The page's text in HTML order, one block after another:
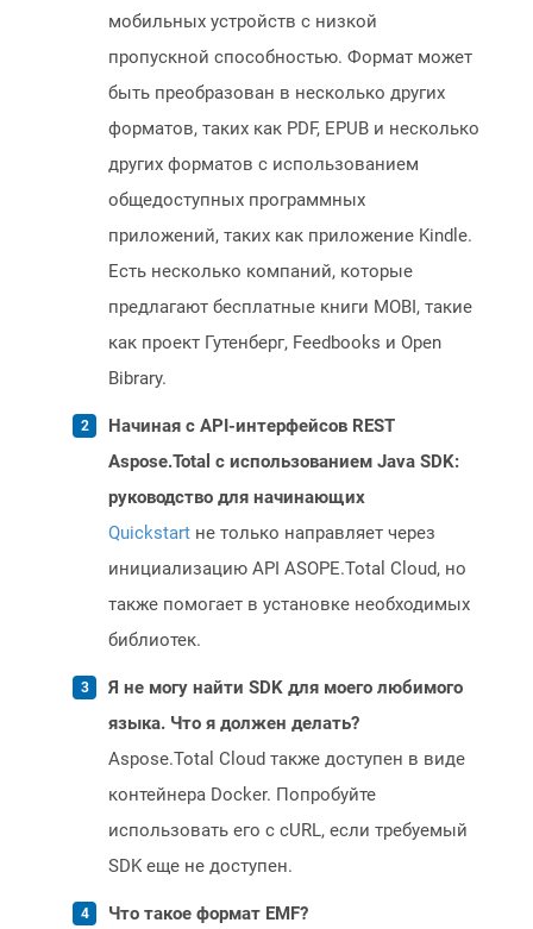
мобильных устройств с низкой
пропускной способностью. Формат может
быть преобразован в несколько других
форматов, таких как PDF, EPUB и несколько
других форматов с использованием
общедоступных программных
приложений, таких как приложение Kindle.
Есть несколько компаний, которые
предлагают бесплатные книги MOBI, такие
как проект Гутенберг, Feedbooks и Open
Bibrary.
Начиная с API-интерфейсов REST
Aspose.Total с использованием Java SDK:
руководство для начинающих
Quickstart не только направляет через
инициализацию API ASOPE.Total Cloud, но
также помогает в установке необходимых
библиотек.
Я не могу найти SDK для моего любимого
языка. Что я должен делать?
Aspose.Total Cloud также доступен в виде
контейнера Docker. Попробуйте
использовать его с cURL, если требуемый
SDK еще не доступен.
Что такое формат EMF?